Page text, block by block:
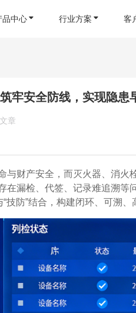
品中心 行业方案 客
牢安全防线，实现隐患
章
与财产安全，而灭火器、消火
在漏检、代签、记录难追溯
技防”结合，构建闭环、可溯、